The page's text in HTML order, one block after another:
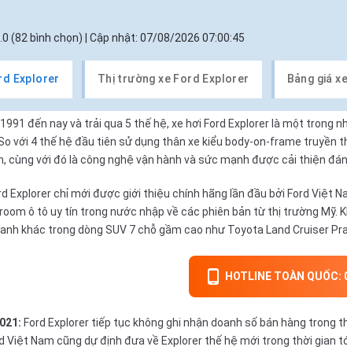
(82 bình chọn) | Cập nhật: 07/08/2026 07:00:45
Explorer Thị trường xe Ford Explorer Bảng giá
đến nay và trải qua 5 thế hệ, xe hơi Ford Explorer là một trong
với 4 thế hệ đầu tiên sử dụng thân xe kiểu body-on-frame truyền
cùng với đó là công nghệ vận hành và sức mạnh được cải thiện
Explorer chỉ mới được giới thiệu chính hãng lần đầu bởi Ford Việt
ô tô uy tín trong nước nhập về các phiên bản từ thị trường Mỹ.
khác trong dòng SUV 7 chỗ gầm cao như Toyota Land Cruiser
HOTLINE TOÀN QUỐC:
Ford Explorer tiếp tục không ghi nhận doanh số bán hàng trong
Việt Nam cũng dự định đưa về Explorer thế hệ mới trong thời gian